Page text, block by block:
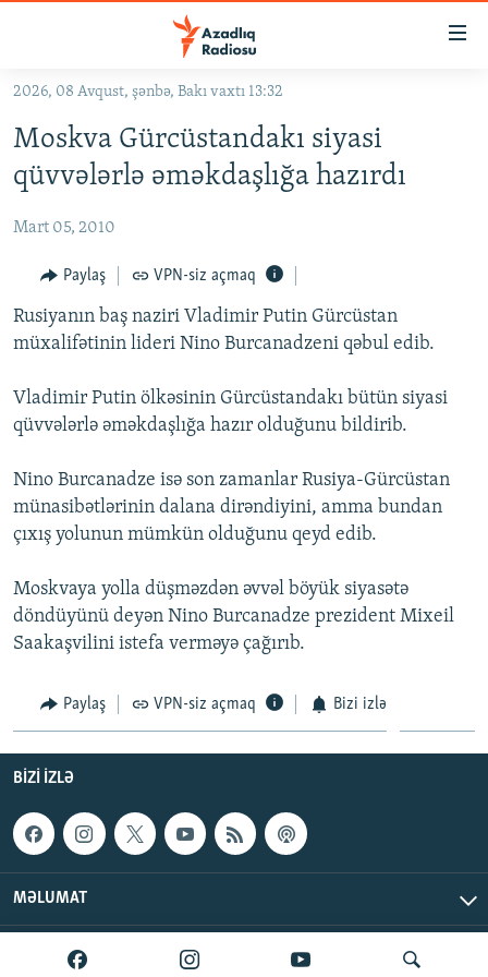
Əsas
qayıt
Əsas
naviqasiyaya
qayıt
KORRUPSIOMETR
#ƏSLINDƏ
FƏRQƏ BAX
QANUNI DOĞRU
ARAŞDIRMA
MULTIMEDIA
VIDEO
FOTOQALEREYA
İNFOQRAFIKA
KARIKATURA
RADIO ARXIV
OXU ZALI
AZƏRBAYCAN ƏDƏBIYYATI KITABXANASI
İSLAM VƏ DEMOKRATIYA
İZ - MƏDƏNIYYƏT PROQRAMI
HAQQIMIZDA
MISSIYAMIZ
PEŞƏ ETIKASI VƏ JURNALISTIKA STANDARTLARIMIZ
MATERIALLARIMIZDAN ISTIFADƏ
AZADLIQRADIOSU MOBIL TELEFONUNUZDA
XƏBƏR BÜLLETENLƏRIMIZ
BIZI IZLƏ
RFE/RL-in bütün saytları
2026, 08 Avqust, şənbə, Bakı vaxtı 13:32
Moskva Gürcüstandakı siyasi
qüvvələrlə əməkdaşlığa hazırdı
Mart 05, 2010
Paylaş VPN-siz açmaq
Rusiyanın baş naziri Vladimir Putin Gürcüstan
müxalifətinin lideri Nino Burcanadzeni qəbul edib.
Vladimir Putin ölkəsinin Gürcüstandakı bütün siyasi
qüvvələrlə əməkdaşlığa hazır olduğunu bildirib.
Nino Burcanadze isə son zamanlar Rusiya-Gürcüstan
münasibətlərinin dalana dirəndiyini, amma bundan
çıxış yolunun mümkün olduğunu qeyd edib.
Moskvaya yolla düşməzdən əvvəl böyük siyasətə
döndüyünü deyən Nino Burcanadze prezident Mixeil
Saakaşvilini istefa verməyə çağırıb.
Paylaş VPN-siz açmaq Bizi izlə
BIZI IZLƏ
MƏLUMAT
AzadlıqRadiosu © 2026 Inc. | Bütün hüquqlar qorunur